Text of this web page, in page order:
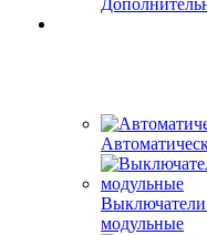
модульные